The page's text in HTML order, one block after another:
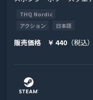
THQ Nordic
アクション
日本語
販売価格 ￥ 440 （税込）